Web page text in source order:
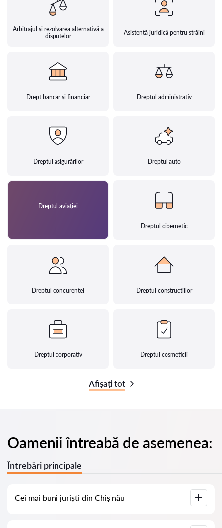
Arbitrajul și rezolvarea alternativă a
disputelor
Asistență juridică pentru străini
Drept bancar și financiar Dreptul administrativ
Dreptul asigurărilor Dreptul auto
Dreptul aviației
Dreptul cibernetic
Dreptul concurenței Dreptul construcțiilor
Dreptul corporativ Dreptul cosmeticii
Afișați tot
Oamenii întreabă de asemenea:
Întrebări principale
Cei mai buni juriști din Chișinău